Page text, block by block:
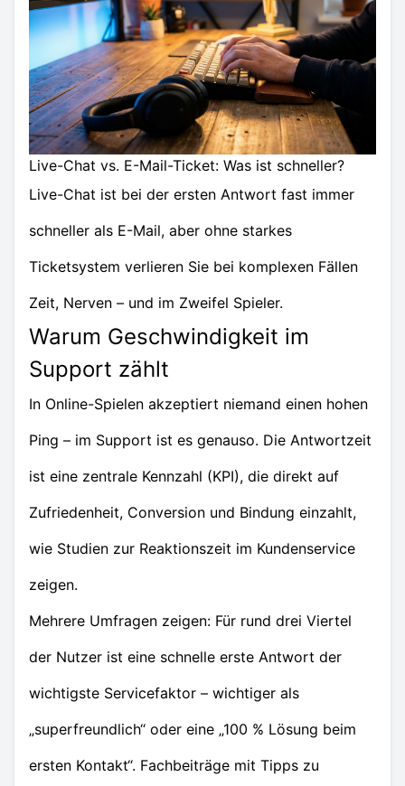
Live-Chat vs. E-Mail-Ticket: Was ist schneller?
Live-Chat ist bei der ersten Antwort fast immer
schneller als E-Mail, aber ohne starkes
Ticketsystem verlieren Sie bei komplexen Fällen
Zeit, Nerven – und im Zweifel Spieler.
Warum Geschwindigkeit im
Support zählt
In Online-Spielen akzeptiert niemand einen hohen
Ping – im Support ist es genauso. Die Antwortzeit
ist eine zentrale Kennzahl (KPI), die direkt auf
Zufriedenheit, Conversion und Bindung einzahlt,
wie Studien zur Reaktionszeit im Kundenservice
zeigen.
Mehrere Umfragen zeigen: Für rund drei Viertel
der Nutzer ist eine schnelle erste Antwort der
wichtigste Servicefaktor – wichtiger als
„superfreundlich“ oder eine „100 % Lösung beim
ersten Kontakt“. Fachbeiträge mit Tipps zu